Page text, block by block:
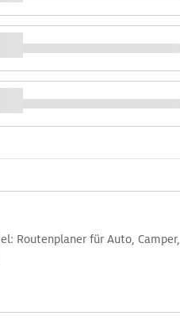
Routen­planer für Auto, Camper,